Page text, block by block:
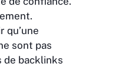
qu’une
sont pas
de backlinks